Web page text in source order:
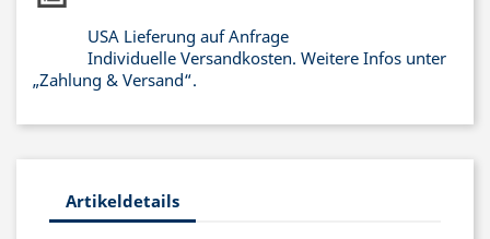
USA Lieferung auf Anfrage
Individuelle Versandkosten. Weitere Infos unter
„Zahlung & Versand“.
Artikeldetails